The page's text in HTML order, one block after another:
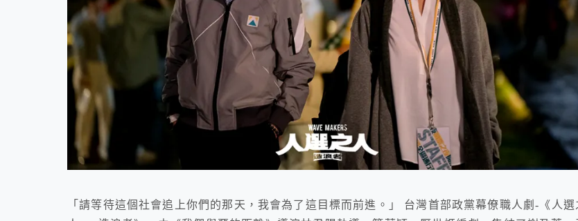
「請等待這個社會追上你們的那天，我會為了這目標而前進。」 台灣首部政黨幕僚職人劇-《人選